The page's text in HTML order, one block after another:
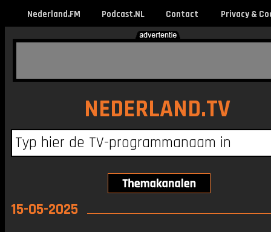
Nederland.FM Podcast.NL Contact Privacy &
NEDERLAND.TV
15-05-2025